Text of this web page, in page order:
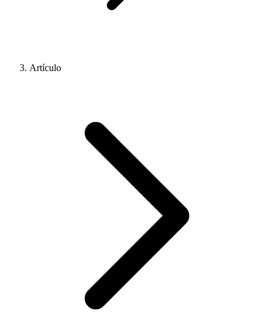
Artículo